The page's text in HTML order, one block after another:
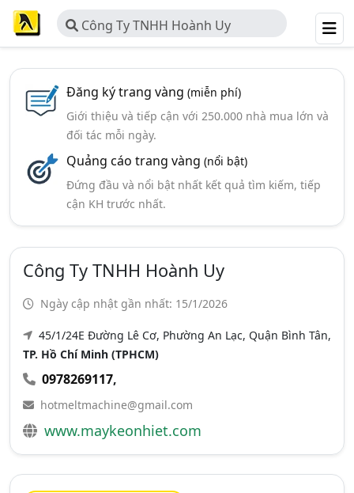
Công Ty TNHH Hoành Uy
Đăng ký trang vàng (miễn phí)
Giới thiệu và tiếp cận với 250.000 nhà mua lớn và
đối tác mỗi ngày.
Quảng cáo trang vàng (nổi bật)
Đứng đầu và nổi bật nhất kết quả tìm kiếm, tiếp
cận KH trước nhất.
Công Ty TNHH Hoành Uy
Ngày cập nhật gần nhất: 15/1/2026
45/1/24E Đường Lê Cơ, Phường An Lạc, Quận Bình Tân,
TP. Hồ Chí Minh (TPHCM)
0978269117,
hotmeltmachine@gmail.com
www.maykeonhiet.com